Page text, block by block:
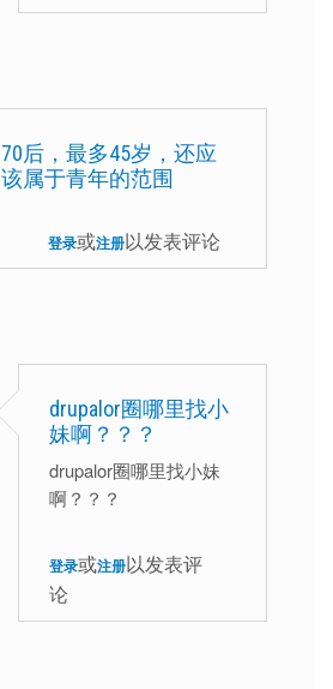
70后，最多45岁，还应
该属于青年的范围
登录或注册以发表评论
drupalor圈哪里找小
妹啊？？？
drupalor圈哪里找小妹
啊？？？
登录或注册以发表评
论